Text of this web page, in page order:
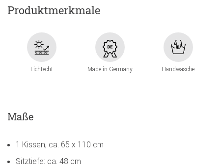
Produktmerkmale
Lichtecht Made in Germany Handwäsche
Maße
1 Kissen, ca. 65 x 110 cm
Sitztiefe: ca. 48 cm